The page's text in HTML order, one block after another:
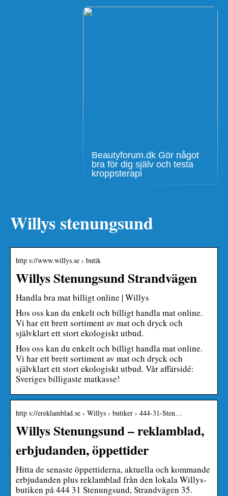
Beautyforum.dk Gör något
bra för dig själv och testa
kroppsterapi
Willys stenungsund
http s://www.willys.se › butik
Willys Stenungsund Strandvägen
Handla bra mat billigt online | Willys
Hos oss kan du enkelt och billigt handla mat online.
Vi har ett brett sortiment av mat och dryck och
självklart ett stort ekologiskt utbud.
Hos oss kan du enkelt och billigt handla mat online.
Vi har ett brett sortiment av mat och dryck och
självklart ett stort ekologiskt utbud. Vår affärsidé:
Sveriges billigaste matkasse!
http s://ereklamblad.se › Willys › butiker › 444-31-Sten…
Willys Stenungsund – reklamblad,
erbjudanden, öppettider
Hitta de senaste öppettiderna, aktuella och kommande
erbjudanden plus reklamblad från den lokala Willys-
butiken på 444 31 Stenungsund, Strandvägen 35.